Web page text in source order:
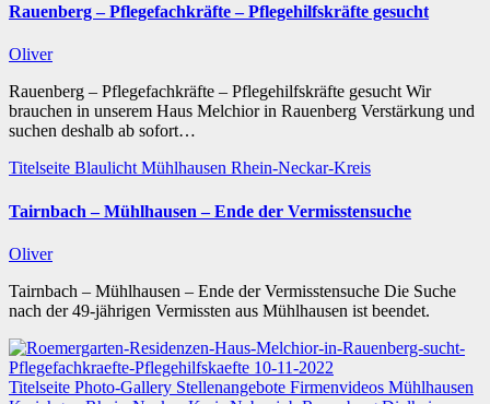
Rauenberg – Pflegefachkräfte – Pflegehilfskräfte gesucht
Oliver
Rauenberg – Pflegefachkräfte – Pflegehilfskräfte gesucht Wir
brauchen in unserem Haus Melchior in Rauenberg Verstärkung und
suchen deshalb ab sofort…
Titelseite Blaulicht Mühlhausen Rhein-Neckar-Kreis
Tairnbach – Mühlhausen – Ende der Vermisstensuche
Oliver
Tairnbach – Mühlhausen – Ende der Vermisstensuche Die Suche
nach der 49-jährigen Vermissten aus Mühlhausen ist beendet.
Titelseite Photo-Gallery Stellenangebote Firmenvideos Mühlhausen